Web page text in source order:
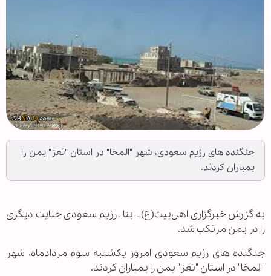
جنگنده های رژیم سعودی، شهر "المخا" در استان "تعز" یمن را
بمباران کردند.
به گزارش خبرگزاری اهل‌بیت(ع) ـ ابنا ـ رژیم سعودی جنایت دیگری
را در یمن مرتکب شد.
جنگنده های رژیم سعودی امروز یکشنبه سوم مردادماه، شهر
"المخا" در استان "تعز" یمن را بمباران کردند.